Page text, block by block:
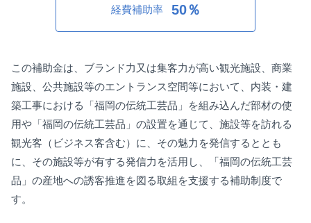
経費補助率 50％
この補助金は、ブランド力又は集客力が高い観光施設、商業
施設、公共施設等のエントランス空間等において、内装・建
築工事における「福岡の伝統工芸品」を組み込んだ部材の使
用や「福岡の伝統工芸品」の設置を通じて、施設等を訪れる
観光客（ビジネス客含む）に、その魅力を発信するととも
に、その施設等が有する発信力を活用し、「福岡の伝統工芸
品」の産地への誘客推進を図る取組を支援する補助制度で
す。